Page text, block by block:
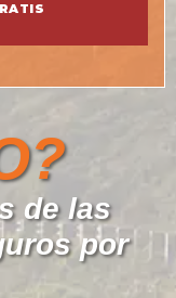
de las
por